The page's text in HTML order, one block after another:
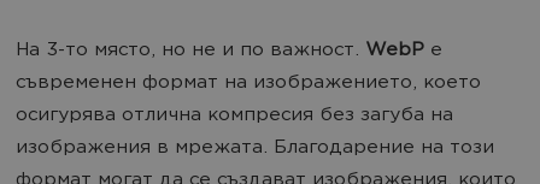
На 3-то място, но не и по важност. WebP е
съвременен формат на изображението, което
осигурява отлична компресия без загуба на
изображения в мрежата. Благодарение на този